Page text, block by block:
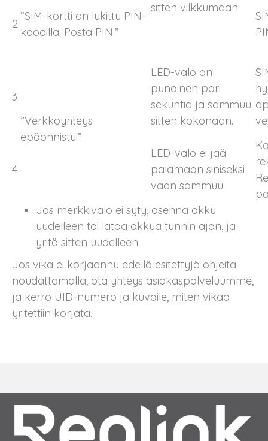
sitten vilkkumaan.
2
”SIM-kortti on lukittu PIN-
koodilla. Posta PIN.”
3
”Verkkoyhteys
epäonnistui”
LED-valo on
punainen pari
sekuntia ja sammuu
sitten kokonaan.
4
LED-valo ei jää
palamaan siniseksi
vaan sammuu.
Jos merkkivalo ei syty, asenna akku
uudelleen tai lataa akkua tunnin ajan, ja
yritä sitten uudelleen.
Jos vika ei korjaannu edellä esitettyjä ohjeita
noudattamalla, ota yhteys asiakaspalveluumme,
ja kerro UID-numero ja kuvaile, miten vikaa
yritettiin korjata.